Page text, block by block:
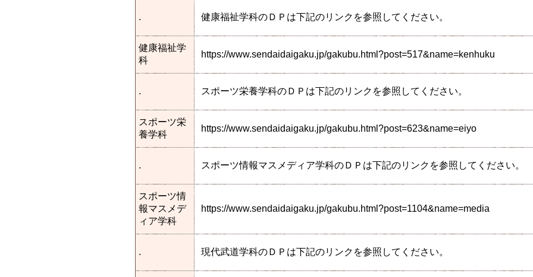
. 健康福祉学科のＤＰは下記のリンクを参照してください。
健康福祉学
科
https://www.sendaidaigaku.jp/gakubu.html?post=517&name=kenhuku
. スポーツ栄養学科のＤＰは下記のリンクを参照してください。
スポーツ栄
養学科
https://www.sendaidaigaku.jp/gakubu.html?post=623&name=eiyo
. スポーツ情報マスメディア学科のＤＰは下記のリンクを参照してください。
スポーツ情
報マスメデ
ィア学科
https://www.sendaidaigaku.jp/gakubu.html?post=1104&name=media
. 現代武道学科のＤＰは下記のリンクを参照してください。